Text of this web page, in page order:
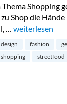
Shopping
Shop die
… weiterlesen
design fashion
shopping
streetfood